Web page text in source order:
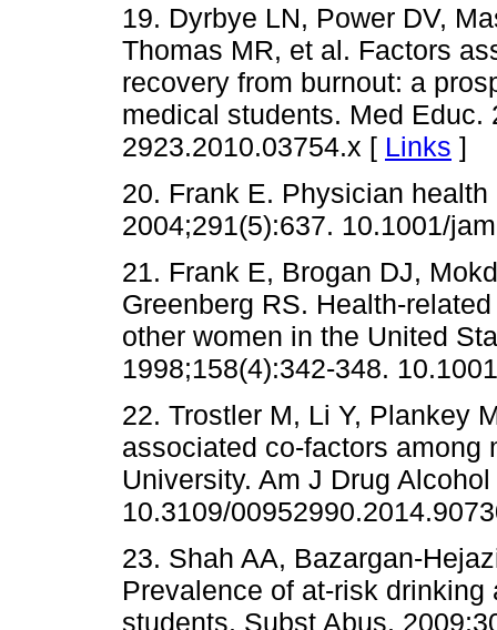
19. Dyrbye LN, Power DV,
Thomas MR, et al. Factors
recovery from burnout: a
medical students. Med Educ.
2923.2010.03754.x [ Links ]
20. Frank E. Physician
2004;291(5):637. 10.1001/
21. Frank E, Brogan DJ,
Greenberg RS. Health-
other women in the United
1998;158(4):342-348.
22. Trostler M, Li Y, Plankey
associated co-factors among
University. Am J Drug
10.3109/
23. Shah AA, Bazargan-
Prevalence of at-risk
students. Subst Abus.